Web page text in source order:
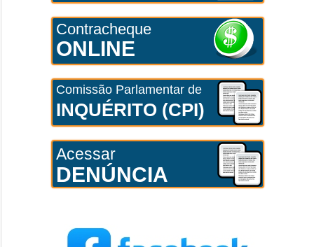
Contracheque
ONLINE
Comissão Parlamentar de
INQUÉRITO (CPI)
Acessar
DENÚNCIA